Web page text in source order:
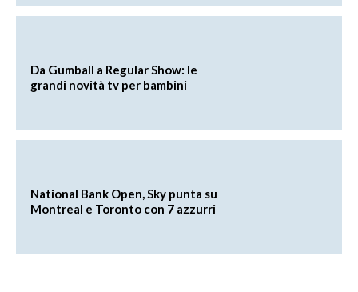
Da Gumball a Regular Show: le
grandi novità tv per bambini
National Bank Open, Sky punta su
Montreal e Toronto con 7 azzurri